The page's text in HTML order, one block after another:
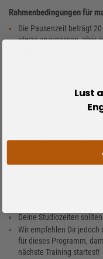
Rahmenbedingungen für
Die Pausenzeit beträgt
etwas anzupassen, aber
und nicht zu kurz, dass
Bitte mach die Übungen
Vermeide bitte
Wenn Du mehr Übungen
Das 15 x 4 ist jedoch ein
Deine Studiozeiten
Wir empfehlen Dir jedoch
für dieses Programm,
nächste Training startest!
Lust